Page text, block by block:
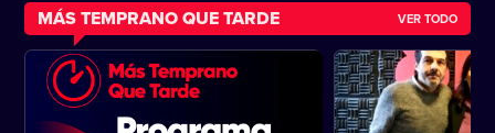
MÁS TEMPRANO QUE TARDE VER TODO